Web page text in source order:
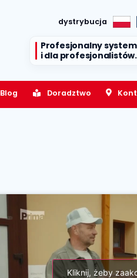
dystrybucja
Profesjonalny
i dla profesjonalistów.
Blog Doradztwo
Kliknij, żeby